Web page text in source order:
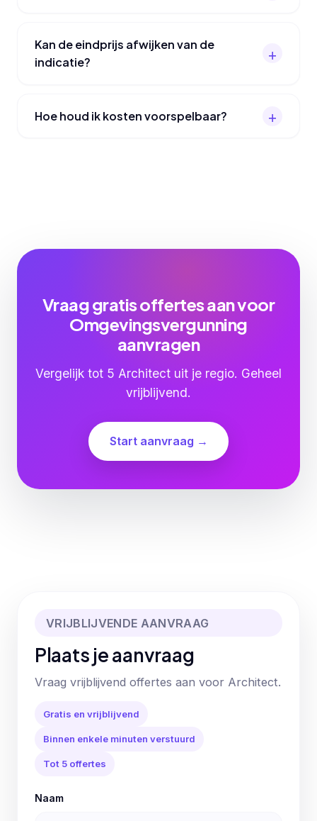
Kan de eindprijs afwijken van de
indicatie?
Hoe houd ik kosten voorspelbaar?
Vraag gratis offertes aan voor
Omgevingsvergunning
aanvragen
Vergelijk tot 5 Architect uit je regio. Geheel
vrijblijvend.
Start aanvraag →
VRIJBLIJVENDE AANVRAAG
Plaats je aanvraag
Vraag vrijblijvend offertes aan voor Architect.
Gratis en vrijblijvend
Binnen enkele minuten verstuurd
Tot 5 offertes
Naam